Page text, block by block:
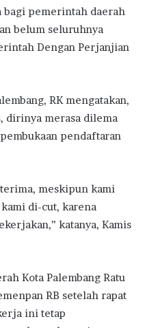
pemerintah daerah
belum seluruhnya
Dengan Perjanjian
RK mengatakan,
dirinya merasa dilema
pendaftaran
meskipun kami
di-cut, karena
katanya, Kamis
Kota Palembang Ratu
RB setelah rapat
ini tetap